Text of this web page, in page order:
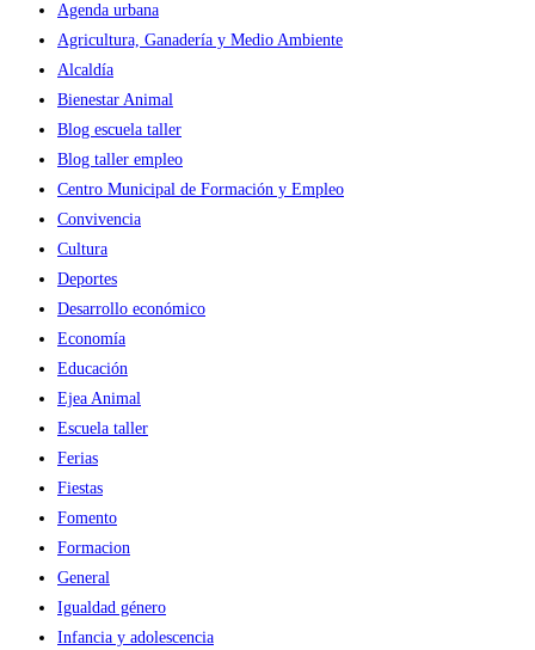
Agenda urbana
Agricultura, Ganadería y Medio Ambiente
Alcaldía
Bienestar Animal
Blog escuela taller
Blog taller empleo
Centro Municipal de Formación y Empleo
Convivencia
Cultura
Deportes
Desarrollo económico
Economía
Educación
Ejea Animal
Escuela taller
Ferias
Fiestas
Fomento
Formacion
General
Igualdad género
Infancia y adolescencia